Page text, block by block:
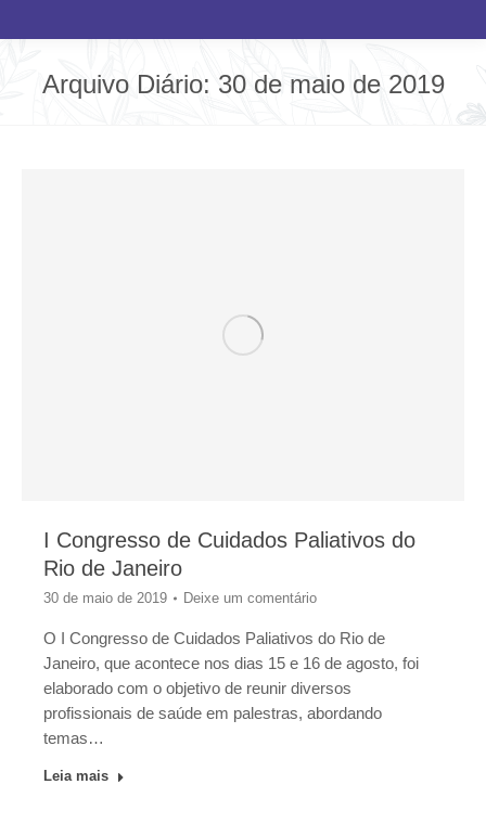
Arquivo Diário: 30 de maio de 2019
I Congresso de Cuidados Paliativos do
Rio de Janeiro
30 de maio de 2019 Deixe um comentário
O I Congresso de Cuidados Paliativos do Rio de
Janeiro, que acontece nos dias 15 e 16 de agosto, foi
elaborado com o objetivo de reunir diversos
profissionais de saúde em palestras, abordando
temas…
Leia mais